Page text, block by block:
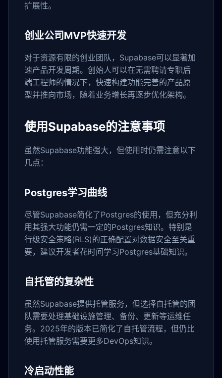
扩展性。
创业公司MVP快速开发
对于资源有限的创业团队，Supabase可以显著加
速产品开发周期。创始人可以在无需聘请专职后
端工程师的情况下，快速构建功能完善的产品原
型并推向市场，随着业务增长再逐步优化架构。
使用Supabase的注意事项
虽然Supabase功能强大，但使用时仍需注意以下
几点：
Postgres学习曲线
尽管Supabase简化了Postgres的使用，但充分利
用其强大功能仍需一定的Postgres知识。特别是
行级安全策略(RLS)的正确配置对数据安全至关重
要，建议开发者花时间学习Postgres基础知识。
自托管的复杂性
虽然Supabase提供托管服务，但选择自托管的团
队需要处理基础设施管理、备份、更新等运维任
务。2025年的版本已简化了自托管流程，但仍比
使用托管服务需要更多DevOps知识。
冷启动性能